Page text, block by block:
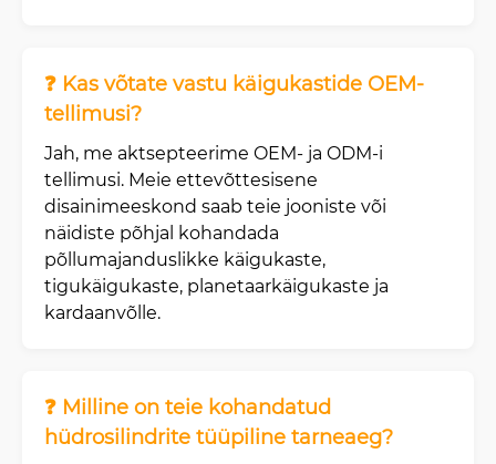
❓ Kas võtate vastu käigukastide OEM-
tellimusi?
Jah, me aktsepteerime OEM- ja ODM-i
tellimusi. Meie ettevõttesisene
disainimeeskond saab teie jooniste või
näidiste põhjal kohandada
põllumajanduslikke käigukaste,
tigukäigukaste, planetaarkäigukaste ja
kardaanvõlle.
❓ Milline on teie kohandatud
hüdrosilindrite tüüpiline tarneaeg?